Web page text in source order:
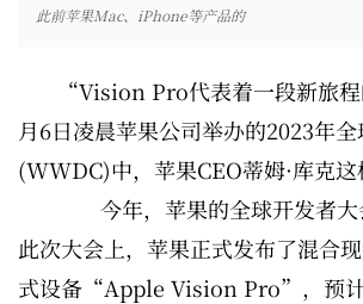
此前苹果Mac、iPhone等产品的
“Vision Pro代表着一段新旅
月6日凌晨苹果公司举办的2023年
(WWDC)中，苹果CEO蒂姆·库克这
今年，苹果的全球开发者大
此次大会上，苹果正式发布了混合
式设备“Apple Vision Pro”，预